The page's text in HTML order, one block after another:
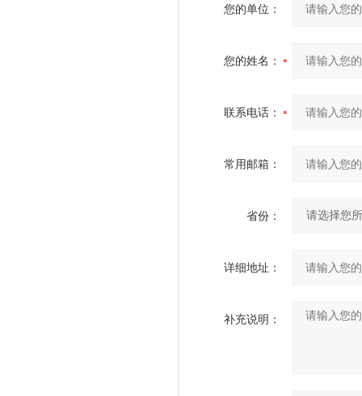
您的单位：
您的姓名：
联系电话：
常用邮箱：
省份：
详细地址：
补充说明：